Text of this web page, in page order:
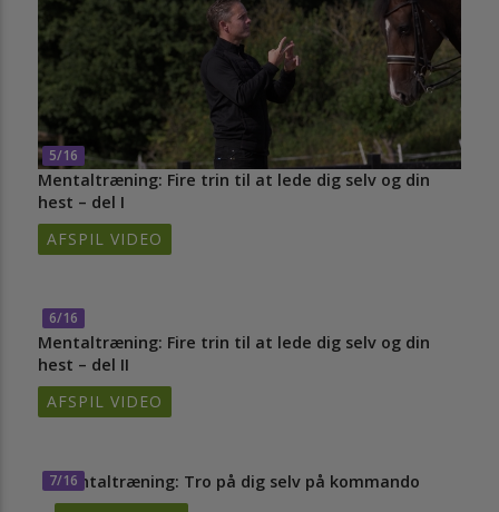
5/16
Mentaltræning: Fire trin til at lede dig selv og din
hest – del I
AFSPIL VIDEO
6/16
Mentaltræning: Fire trin til at lede dig selv og din
hest – del II
AFSPIL VIDEO
7/16
Mentaltræning: Tro på dig selv på kommando